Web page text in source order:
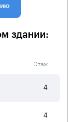
здании:
Этаж
4
4